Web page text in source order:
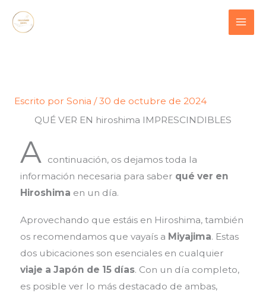
Escrito por Sonia /30 de octubre de 2024
QUÉ VER EN hiroshima IMPRESCINDIBLES
A continuación, os dejamos toda la
información necesaria para saber qué ver en
Hiroshima en un día.
Aprovechando que estáis en Hiroshima, también
os recomendamos que vayaís a Miyajima. Estas
dos ubicaciones son esenciales en cualquier
viaje a Japón de 15 días. Con un día completo,
es posible ver lo más destacado de ambas,